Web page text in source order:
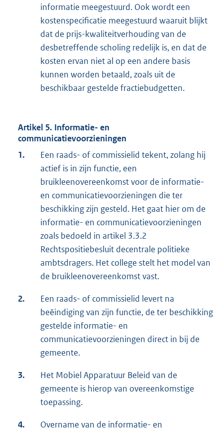
informatie meegestuurd. Ook wordt een
kostenspecificatie meegestuurd waaruit blijkt
dat de prijs-kwaliteitverhouding van de
desbetreffende scholing redelijk is, en dat de
kosten ervan niet al op een andere basis
kunnen worden betaald, zoals uit de
beschikbaar gestelde fractiebudgetten.
Artikel 5. Informatie- en
communicatievoorzieningen
1.
Een raads- of commissielid tekent, zolang hij
actief is in zijn functie, een
bruikleenovereenkomst voor de informatie-
en communicatievoorzieningen die ter
beschikking zijn gesteld. Het gaat hier om de
informatie- en communicatievoorzieningen
zoals bedoeld in artikel 3.3.2
Rechtspositiebesluit decentrale politieke
ambtsdragers. Het college stelt het model van
de bruikleenovereenkomst vast.
2.
Een raads- of commissielid levert na
beëindiging van zijn functie, de ter beschikking
gestelde informatie- en
communicatievoorzieningen direct in bij de
gemeente.
3.
Het Mobiel Apparatuur Beleid van de
gemeente is hierop van overeenkomstige
toepassing.
4.
Overname van de informatie- en